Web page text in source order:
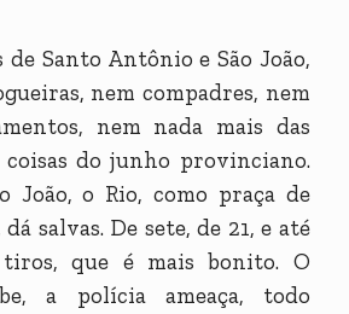
de Santo Antônio e São João,
nem compadres, nem
nem nada mais das
coisas do junho provinciano.
João, o Rio, como praça de
salvas. De sete, de 21, e até
que é mais bonito. O
a polícia ameaça, todo